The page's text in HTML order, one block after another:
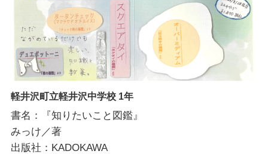
軽井沢町立軽井沢中学校 1年
書名：『知りたいこと図鑑』
みっけ／著
出版社：KADOKAWA